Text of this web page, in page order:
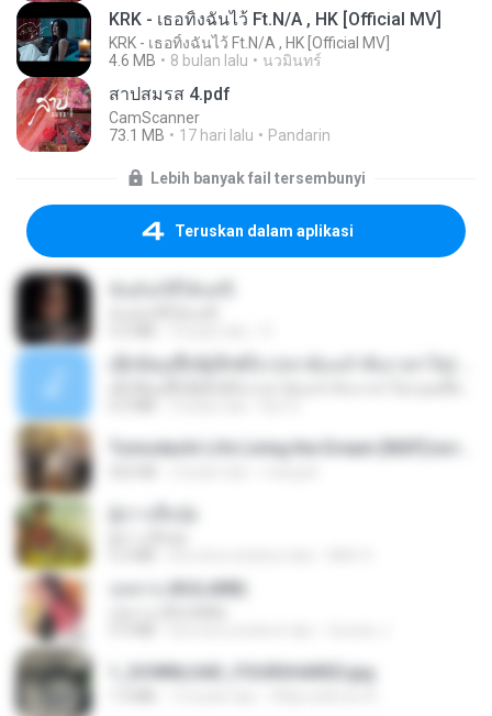
KRK - เธอทิ้งฉันไว้ Ft.N/A , HK [Official MV]
KRK - เธอทิ้งฉันไว้ Ft.N/A , HK [Official MV]
4.6 MB
8 bulan lalu นวมินทร์
สาปสมรส 4.pdf
CamScanner
73.1 MB
17 hari lalu Pandarin
Lebih banyak fail tersembunyi
Teruskan dalam aplikasi
กุหลาบ (KULARB)
1_DOWNLOAD_FOURSHARED.jpg